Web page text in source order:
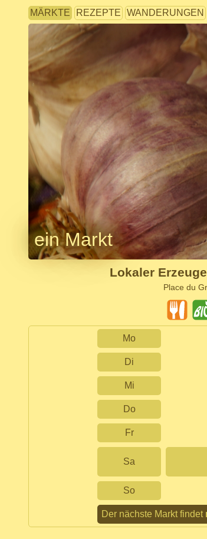
MÄRKTE REZEPTE WANDERUNGEN
ein Markt
Lokaler
Place du
Mo
Di
Mi
Do
Fr
Sa
So
Der nächste Markt findet